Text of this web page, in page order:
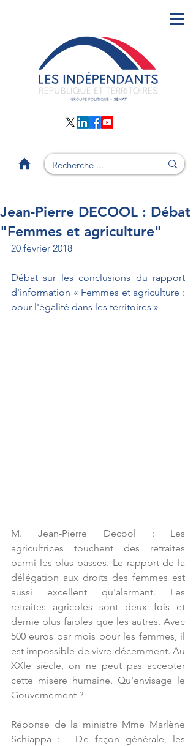
Jean-Pierre DECOOL : Débat
"Femmes et agriculture"
20 février 2018
Débat sur les conclusions du rapport
d'information « Femmes et agriculture :
pour l'égalité dans les territoires »
M. Jean-Pierre Decool : Les
agricultrices touchent des retraites
parmi les plus basses. Le rapport de la
délégation aux droits des femmes est
aussi excellent qu'alarmant. Les
retraites agricoles sont deux fois et
demie plus faibles que les autres. Avec
500 euros par mois pour les femmes, il
est impossible de vivre décemment. Au
XXIe siècle, on ne peut pas accepter
cette misère humaine. Qu'envisage le
Gouvernement ?
Réponse de la ministre Mme Marlène
Schiappa : - De façon générale, les